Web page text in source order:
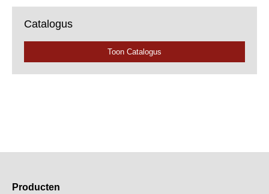
Catalogus
Toon Catalogus
Producten